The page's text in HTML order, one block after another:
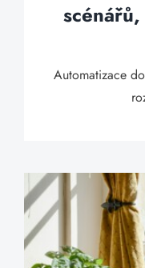
Automatizace